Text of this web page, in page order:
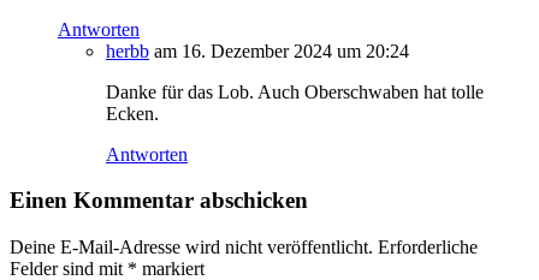
Antworten
herbb am 16. Dezember 2024 um 20:24
Danke für das Lob. Auch Oberschwaben hat tolle
Ecken.
Antworten
Einen Kommentar abschicken
Deine E-Mail-Adresse wird nicht veröffentlicht. Erforderliche
Felder sind mit * markiert